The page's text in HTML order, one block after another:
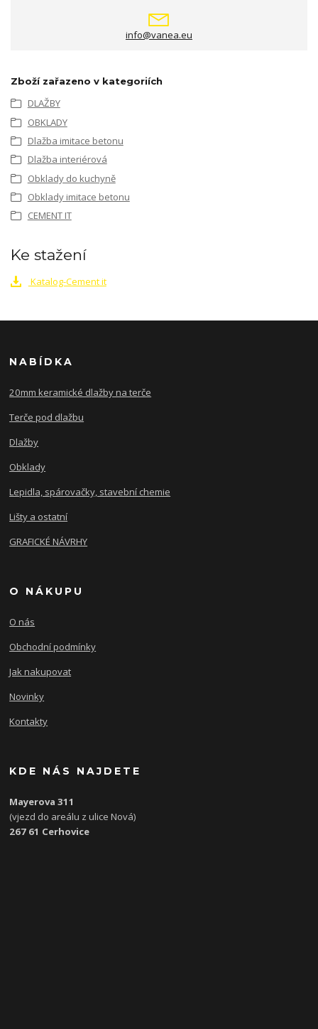
info@vanea.eu
Zboží zařazeno v kategoriích
DLAŽBY
OBKLADY
Dlažba imitace betonu
Dlažba interiérová
Obklady do kuchyně
Obklady imitace betonu
CEMENT IT
Ke stažení
Katalog-Cement it
NABÍDKA
20mm keramické dlažby na terče
Terče pod dlažbu
Dlažby
Obklady
Lepidla, spárovačky, stavební chemie
Lišty a ostatní
GRAFICKÉ NÁVRHY
O NÁKUPU
O nás
Obchodní podmínky
Jak nakupovat
Novinky
Kontakty
KDE NÁS NAJDETE
Mayerova 311
(vjezd do areálu z ulice Nová)
267 61 Cerhovice